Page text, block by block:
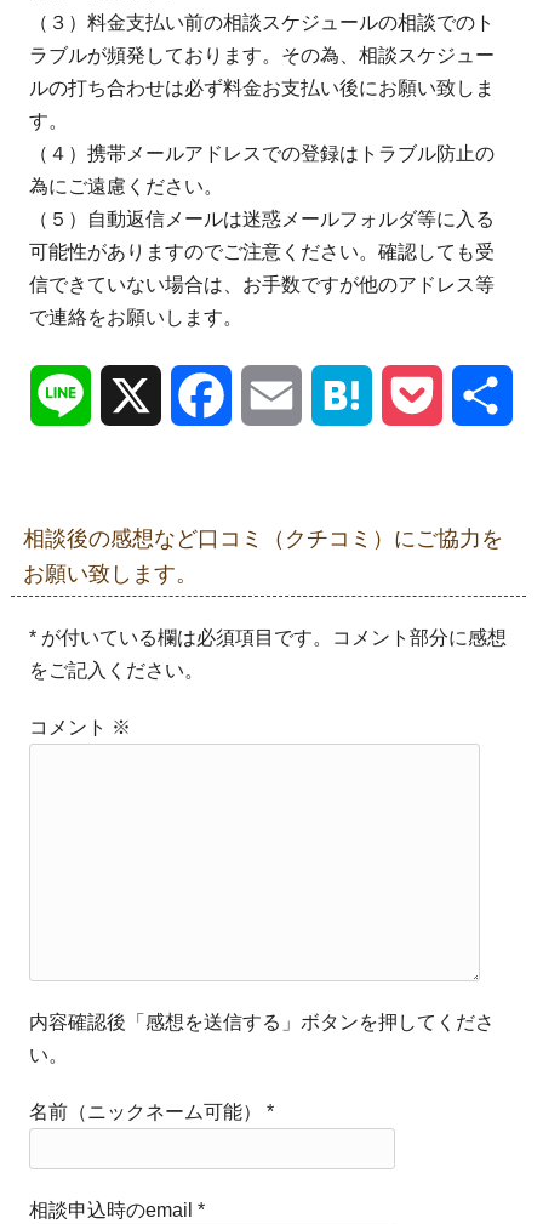
（３）料金支払い前の相談スケジュールの相談でのト
ラブルが頻発しております。その為、相談スケジュー
ルの打ち合わせは必ず料金お支払い後にお願い致しま
す。
（４）携帯メールアドレスでの登録はトラブル防止の
為にご遠慮ください。
（５）自動返信メールは迷惑メールフォルダ等に入る
可能性がありますのでご注意ください。確認しても受
信できていない場合は、お手数ですが他のアドレス等
で連絡をお願いします。
Line Facebook Email Hatena Pocket
相談後の感想など口コミ（クチコミ）にご協力を
お願い致します。
* が付いている欄は必須項目です。コメント部分に感想
をご記入ください。
コメント ※
内容確認後「感想を送信する」ボタンを押してくださ
い。
名前（ニックネーム可能）*
相談申込時のemail*